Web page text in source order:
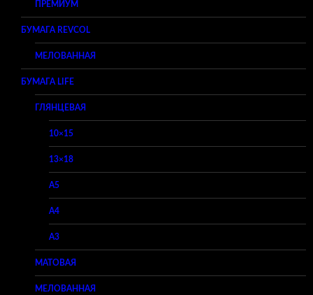
ПРЕМИУМ
БУМАГА REVCOL
МЕЛОВАННАЯ
БУМАГА LIFE
ГЛЯНЦЕВАЯ
10×15
13×18
A5
A4
A3
МАТОВАЯ
МЕЛОВАННАЯ